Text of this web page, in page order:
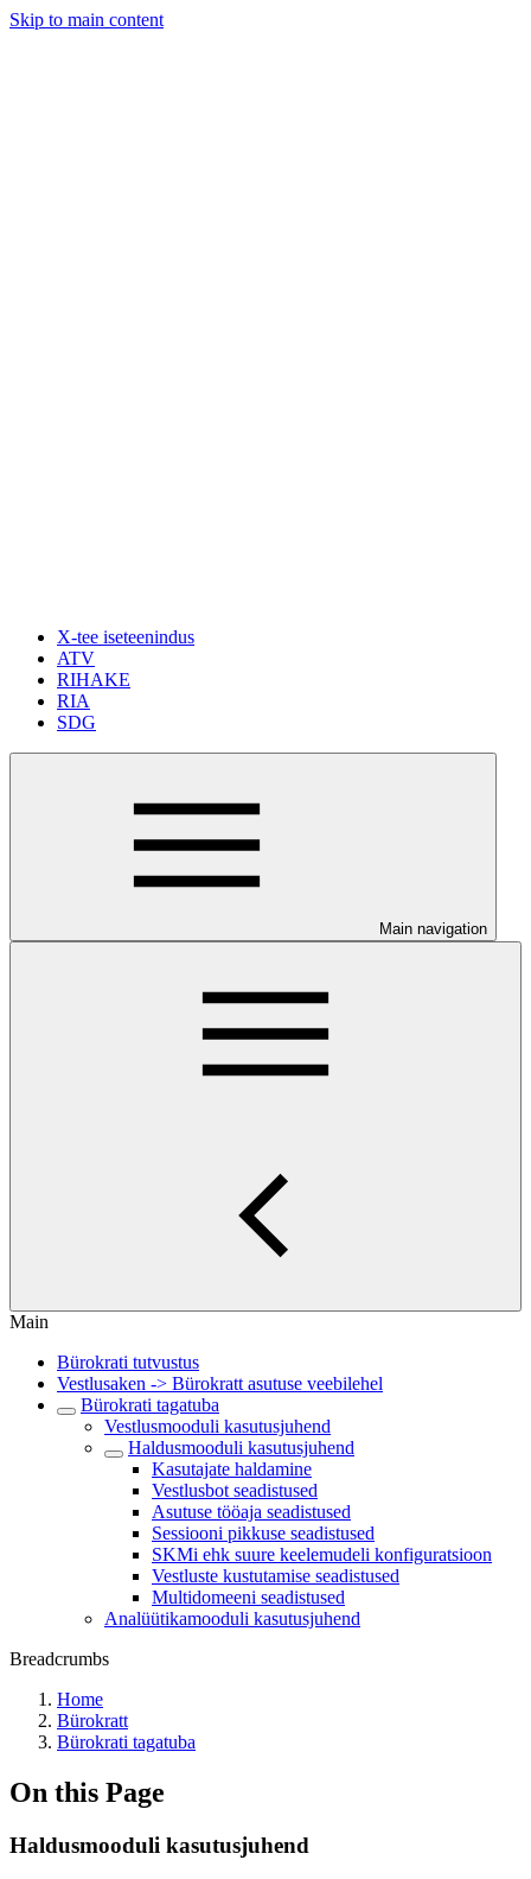
Skip to main content
X-tee iseteenindus
ATV
RIHAKE
RIA
SDG
Main navigation
Main
Bürokrati tutvustus
Vestlusaken -> Bürokratt asutuse veebilehel
Bürokrati tagatuba
Vestlusmooduli kasutusjuhend
Haldusmooduli kasutusjuhend
Kasutajate haldamine
Vestlusbot seadistused
Asutuse tööaja seadistused
Sessiooni pikkuse seadistused
SKMi ehk suure keelemudeli konfiguratsioon
Vestluste kustutamise seadistused
Multidomeeni seadistused
Analüütikamooduli kasutusjuhend
Breadcrumbs
Home
Bürokratt
Bürokrati tagatuba
On this Page
Haldusmooduli kasutusjuhend